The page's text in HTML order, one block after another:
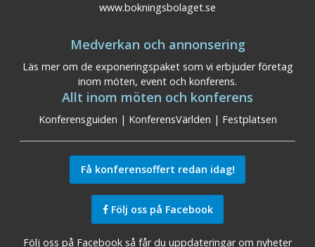
www.bokningsbolaget.se
Medverkan och annonsering
Läs mer om de exponeringspaket som vi erbjuder företag
inom möten, event och konferens.
Allt inom möten och konferens
Konferensguiden | KonferensVärlden | Festplatsen
Få konferensoffert redan idag!
Följ oss på Facebook
Följ oss på Facebook så får du uppdateringar om nyheter